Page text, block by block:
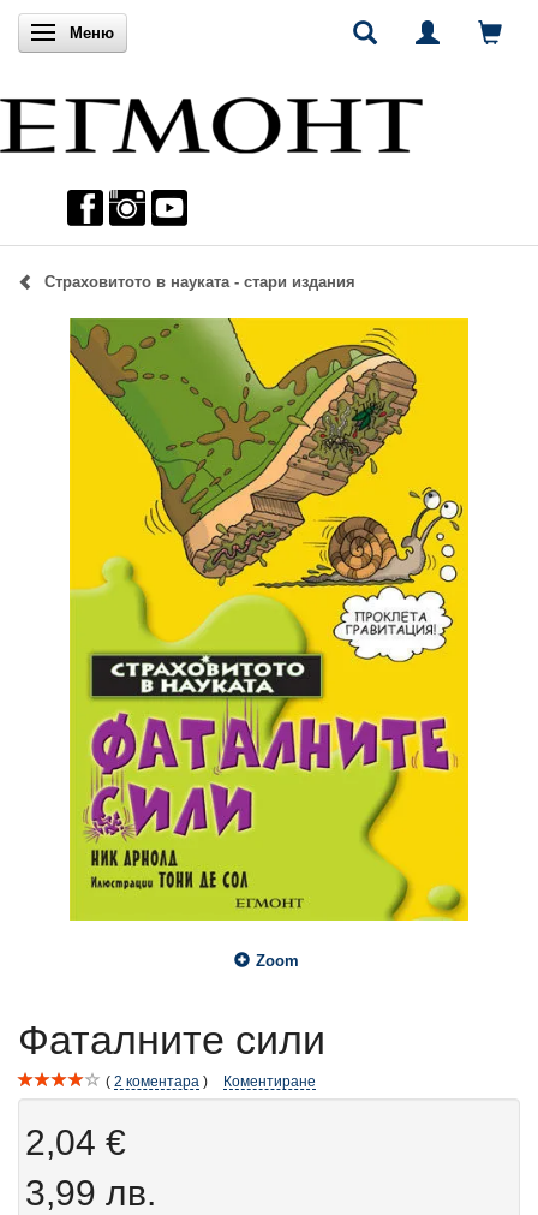
Включи навигацията
Меню
Страховитото в науката - стари издания
Zoom
Фаталните сили
2 коментара Коментиране
2,04 €
3,99 лв.